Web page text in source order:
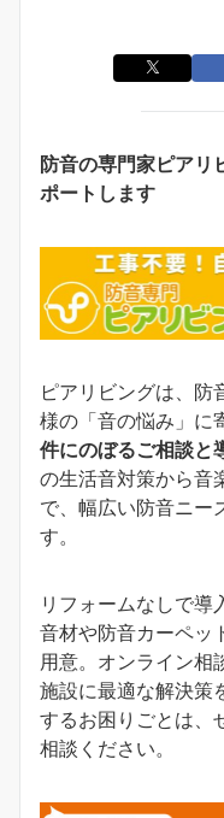
防音の専門家ピアリ
ポートします
ピアリビングは、防
様の「音の悩み」に
件にのぼるご相談と
の生活音対策から音
で、幅広い防音ニー
す。
リフォームなしで導
音材や防音カーペッ
用意。オンライン相
施設に最適な解決策
するお困りごとは、
相談ください。